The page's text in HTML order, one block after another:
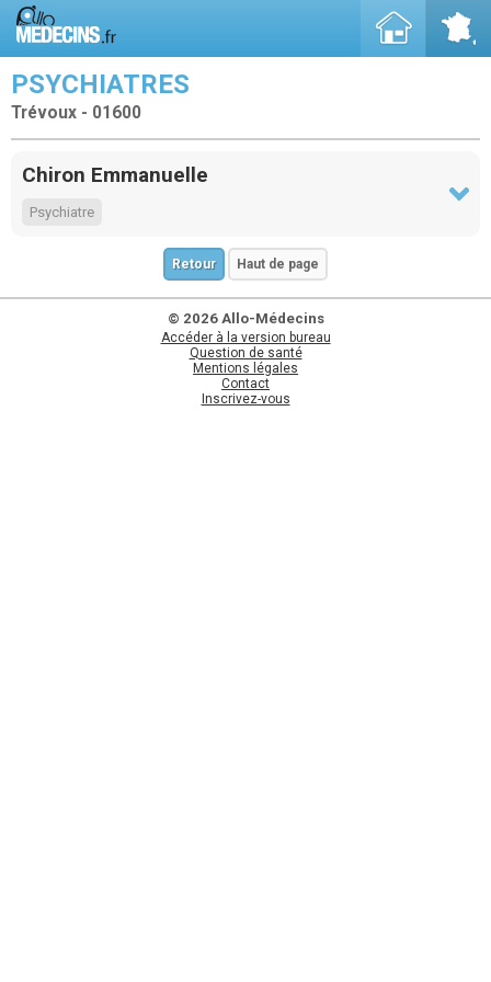
PSYCHIATRES
Trévoux - 01600
Chiron Emmanuelle
Psychiatre
Retour Haut de page
© 2026 Allo-Médecins
Accéder à la version bureau
Question de santé
Mentions légales
Contact
Inscrivez-vous